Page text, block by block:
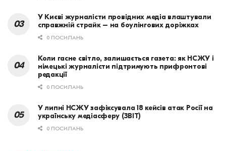
У Києві журналісти провідних медіа влаштували
справжній страйк – на боулінгових доріжках
0 ПОСИЛАНЬ
Коли гасне світло, залишається газета: як НСЖУ і
німецькі журналісти підтримують прифронтові
редакції
0 ПОСИЛАНЬ
У липні НСЖУ зафіксувала 18 кейсів атак Росії на
українську медіасферу (ЗВІТ)
0 ПОСИЛАНЬ